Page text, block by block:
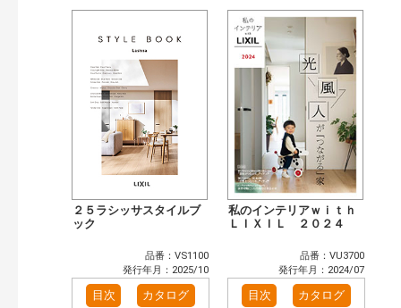
検索
２５ラシッサスタイルブ
ック
品番：VS1100
発行年月：2025/10
目次 カタログ
私のインテリアｗｉｔｈ
ＬＩＸＩＬ ２０２４
品番：VU3700
発行年月：2024/07
目次 カタログ